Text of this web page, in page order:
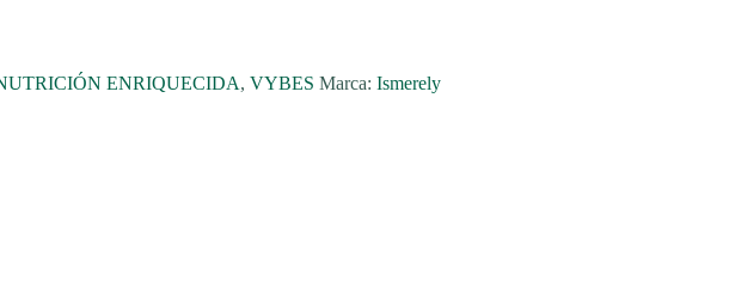
ENRIQUECIDA, VYBES Marca: Ismerely